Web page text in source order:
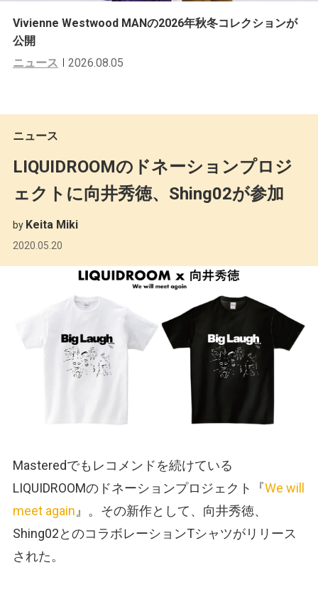
Vivienne Westwood MANの2026年秋冬コレクションが
公開
ニュース
2026.08.05
ニュース
LIQUIDROOMのドネーションプロジ
ェクトに向井秀徳、Shing02が参加
by Keita Miki
2020.05.20
Masteredでもレコメンドを続けている
LIQUIDROOMのドネーションプロジェクト『We will
meet again 』。その新作として、向井秀徳、
Shing02とのコラボレーションTシャツがリリース
された。